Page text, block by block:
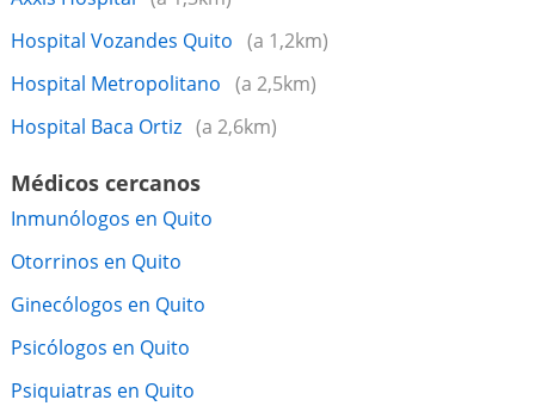
Hospital Vozandes Quito (a 1,2km)
Hospital Metropolitano (a 2,5km)
Hospital Baca Ortiz (a 2,6km)
Médicos cercanos
Inmunólogos en Quito
Otorrinos en Quito
Ginecólogos en Quito
Psicólogos en Quito
Psiquiatras en Quito